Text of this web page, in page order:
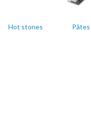
Hot stones Pâtes